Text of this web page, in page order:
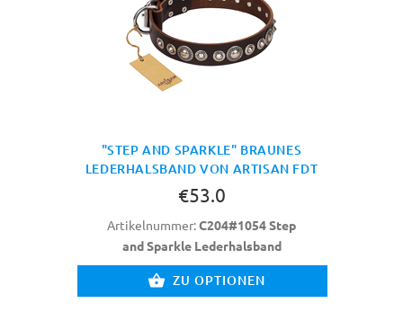
"STEP AND SPARKLE" BRAUNES
LEDERHALSBAND VON ARTISAN FDT
€53.0
Artikelnummer:C204#1054 Step
and Sparkle Lederhalsband
ZU OPTIONEN